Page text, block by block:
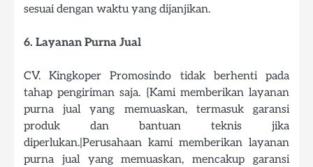
sesuai dengan waktu yang dijanjikan.
6. Layanan Purna Jual
CV. Kingkoper Promosindo tidak berhenti pada
tahap pengiriman saja. {Kami memberikan layanan
purna jual yang memuaskan, termasuk garansi
produk dan bantuan teknis jika
diperlukan.|Perusahaan kami memberikan layanan
purna jual yang memuaskan, mencakup garansi